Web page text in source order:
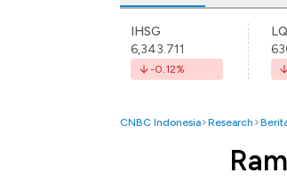
IHSG
6,343.711
-0.12%
CNBC Indonesia Research